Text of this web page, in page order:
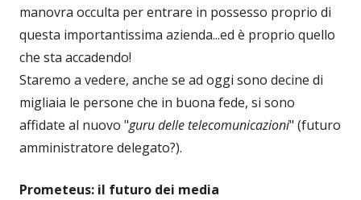
manovra occulta per entrare in possesso proprio di
questa importantissima azienda...ed è proprio quello
che sta accadendo!
Staremo a vedere, anche se ad oggi sono decine di
migliaia le persone che in buona fede, si sono
affidate al nuovo "guru delle telecomunicazioni" (futuro
amministratore delegato?).
Prometeus: il futuro dei media